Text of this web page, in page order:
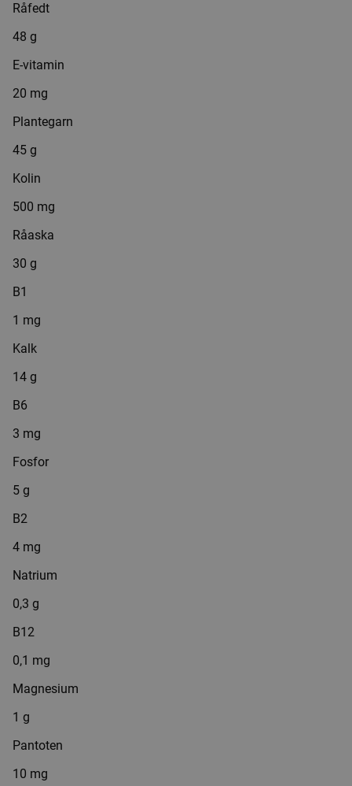
Råfedt
48 g
E-vitamin
20 mg
Plantegarn
45 g
Kolin
500 mg
Råaska
30 g
B1
1 mg
Kalk
14 g
B6
3 mg
Fosfor
5 g
B2
4 mg
Natrium
0,3 g
B12
0,1 mg
Magnesium
1 g
Pantoten
10 mg